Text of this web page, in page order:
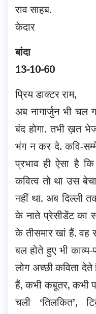
राव साहब.
केदार
बांदा
13-10-60
प्रिय डाक्टर राम,
अब नागार्जुन भी
बंद होगा. तभी ख़त
भंग न कर दे. कवि-
प्रभाव ही ऐसा है
कवित्व तो था उस
नहीं था. अब दिल्ली
के नाते प्रेसीडेंट का
के तीसमार खां हैं. वह
बल होते हुए भी
लोग अच्छी कविता
हैं, कभी कबूतर, कभी
चली ‘तिलकित’,